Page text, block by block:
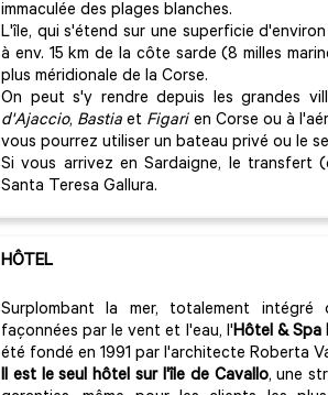
immaculée des plages blanches.
L'île, qui s'étend sur une superficie d'environ
à env. 15 km de la côte sarde (8 milles
plus méridionale de la Corse.
On peut s'y rendre depuis les grandes
d'Ajaccio, Bastia et Figarien Corse ou à
vous pourrez utiliser un bateau privé ou le
Si vous arrivez en Sardaigne, le transfert
Santa Teresa Gallura.
HÔTEL
Surplombant la mer, totalement
façonnées par le vent et l'eau, l'Hôtel & Spa
été fondé en 1991 par l'architecte Roberta
Il est le seul hôtel sur l'île de Cavallo, une